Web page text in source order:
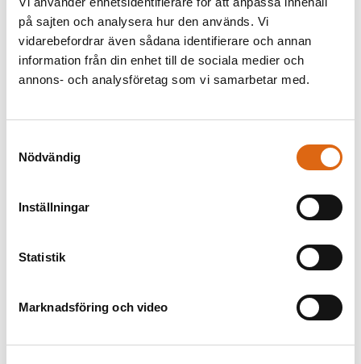
på sajten och analysera hur den används. Vi
vidarebefordrar även sådana identifierare och annan
information från din enhet till de sociala medier och
annons- och analysföretag som vi samarbetar med.
Nödvändig
Inställningar
Statistik
Marknadsföring och video
ur Los Desastres De la Guerra
- 1828)
Nicolas Poussin (1594 - 1665)
Blad 1 och 5 i häftet "IVe Cahier
de Têtes de differens